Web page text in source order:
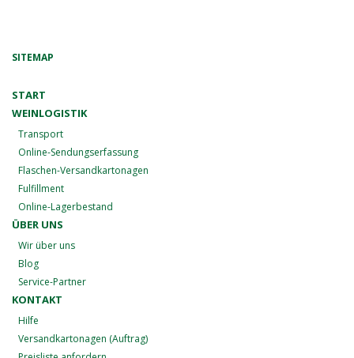
SITEMAP
START
WEINLOGISTIK
Transport
Online-Sendungserfassung
Flaschen-Versandkartonagen
Fulfillment
Online-Lagerbestand
ÜBER UNS
Wir über uns
Blog
Service-Partner
KONTAKT
Hilfe
Versandkartonagen (Auftrag)